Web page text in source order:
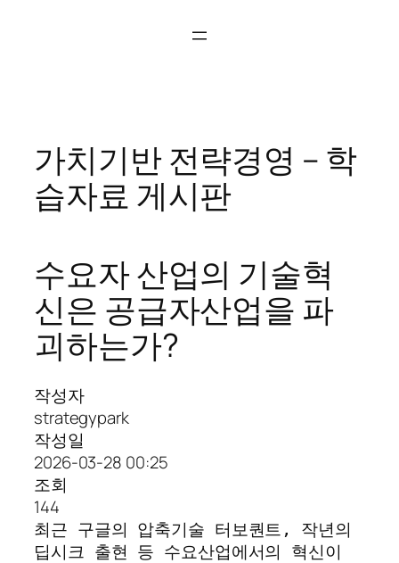
가치기반 전략경영 – 학
습자료 게시판
수요자 산업의 기술혁
신은 공급자산업을 파
괴하는가?
작성자
strategypark
작성일
2026-03-28 00:25
조회
144
최근 구글의 압축기술 터보퀀트, 작년의
딥시크 출현 등 수요산업에서의 혁신이